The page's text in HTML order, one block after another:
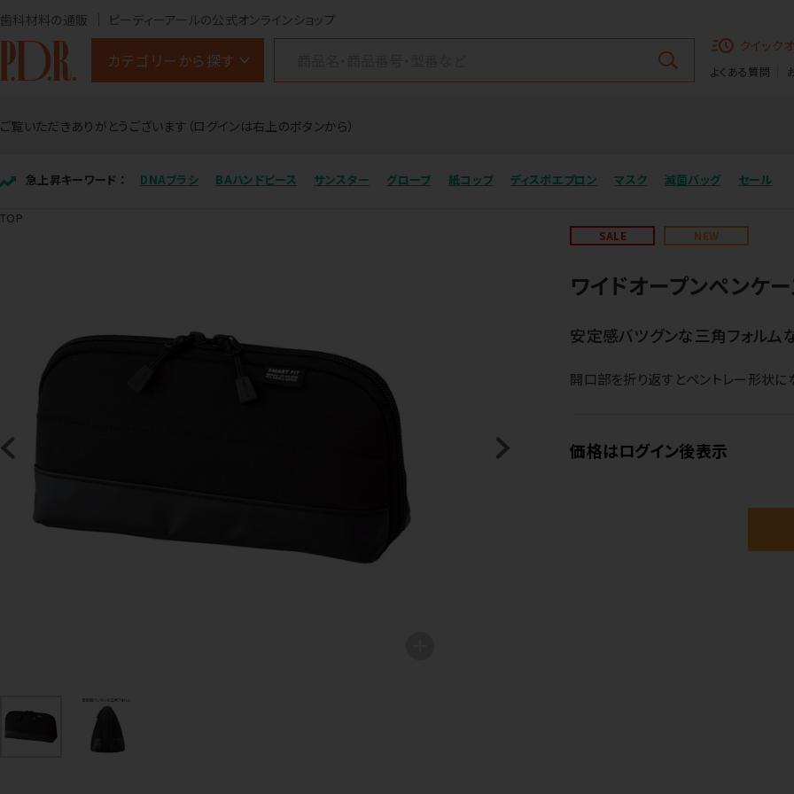
歯科材料の通販 ピーディーアールの公式オンラインショップ
カテゴリーから探す
クイック
よくある質問
ご覧いただきありがとうございます（ログインは右上のボタンから）
急上昇キーワード ： DNAブラシ BAハンドピース サンスター グローブ 紙コップ ディスポエプロン マスク 滅菌バッグ セール
TOP
SALE NEW
ワイドオープンペンケ
安定感バツグンな三角フォルム
開口部を折り返すとペントレー形状に
価格はログイン後表示